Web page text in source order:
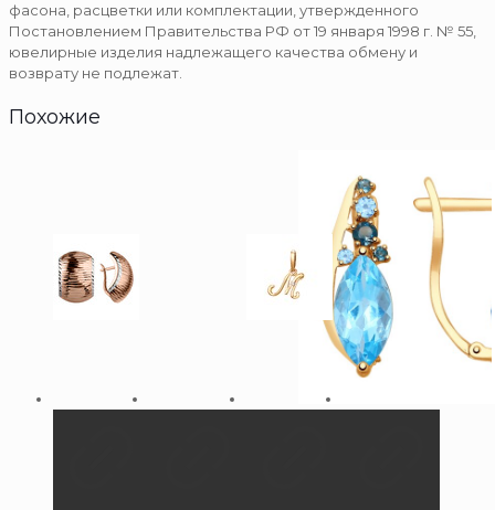
фасона, расцветки или комплектации, утвержденного
Постановлением Правительства РФ от 19 января 1998 г. № 55,
ювелирные изделия надлежащего качества обмену и
возврату не подлежат.
Похожие